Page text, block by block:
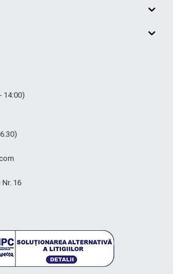
14:00)
16